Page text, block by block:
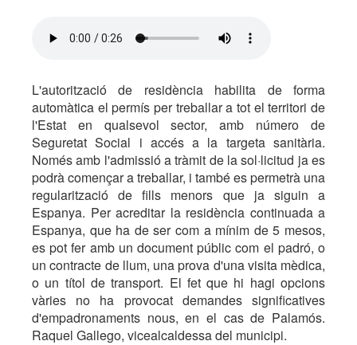
L'autorització de residència habilita de forma
automàtica el permís per treballar a tot el territori de
l'Estat en qualsevol sector, amb número de
Seguretat Social i accés a la targeta sanitària.
Només amb l'admissió a tràmit de la sol·licitud ja es
podrà començar a treballar, i també es permetrà una
regularització de fills menors que ja siguin a
Espanya. Per acreditar la residència continuada a
Espanya, que ha de ser com a mínim de 5 mesos,
es pot fer amb un document públic com el padró, o
un contracte de llum, una prova d'una visita mèdica,
o un títol de transport. El fet que hi hagi opcions
vàries no ha provocat demandes significatives
d'empadronaments nous, en el cas de Palamós.
Raquel Gallego, vicealcaldessa del municipi.